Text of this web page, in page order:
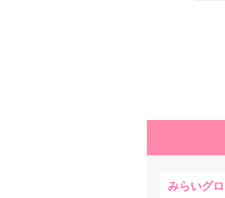
みらいグ